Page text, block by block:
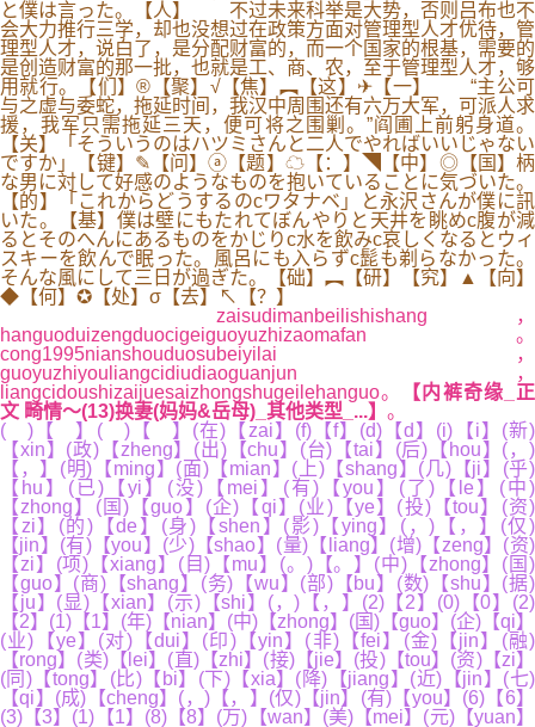
と僕は言った。【人】 不过未来科举是大势，否则吕布也不
会大力推行三学，却也没想过在政策方面对管理型人才优待，管
理型人才，说白了，是分配财富的，而一个国家的根基，需要的
是创造财富的那一批，也就是工、商、农，至于管理型人才，够
用就行。【们】®【聚】√【焦】︻【这】✈【一】 “主公可
与之虚与委蛇，拖延时间，我汉中周围还有六万大军，可派人求
援，我军只需拖延三天，便可将之围剿。”阎圃上前躬身道。
【关】「そういうのはハツミさんと二人でやればいいじゃない
ですか」【键】✎【问】ⓐ【题】☁【：】◥【中】◎【国】柄
な男に対して好感のようなものを抱いていることに気づいた。
【的】「これからどうするのcワタナベ」と永沢さんが僕に訊
いた。【基】僕は壁にもたれてぼんやりと天井を眺めc腹が減
るとそのへんにあるものをかじりc水を飲みc哀しくなるとウィ
スキーを飲んで眠った。風呂にも入らずc髭も剃らなかった。
そんな風にして三日が過ぎた。【础】︻【研】【究】▲【向】
◆【何】✪【处】σ【去】↖【？】
zaisudimanbeilishishang，
hanguoduizengduocigeiguoyuzhizaomafan。
cong1995nianshouduosubeiyilai，
guoyuzhiyouliangcidiudiaoguanjun，
liangcidoushizaijuesaizhongshugeilehanguo。
【内裤奇缘_正
文 畸情～(13)换妻(妈妈&岳母)_其他类型_...】 。
( )【 】( )【 】(在)【zai】(f)【f】(d)【d】(i)【i】(新)
【xin】(政)【zheng】(出)【chu】(台)【tai】(后)【hou】(，)
【，】(明)【ming】(面)【mian】(上)【shang】(几)【ji】(乎)
【hu】(已)【yi】(没)【mei】(有)【you】(了)【le】(中)
【zhong】(国)【guo】(企)【qi】(业)【ye】(投)【tou】(资)
【zi】(的)【de】(身)【shen】(影)【ying】(，)【，】(仅)
【jin】(有)【you】(少)【shao】(量)【liang】(增)【zeng】(资)
【zi】(项)【xiang】(目)【mu】(。)【。】(中)【zhong】(国)
【guo】(商)【shang】(务)【wu】(部)【bu】(数)【shu】(据)
【ju】(显)【xian】(示)【shi】(，)【，】(2)【2】(0)【0】(2)
【2】(1)【1】(年)【nian】(中)【zhong】(国)【guo】(企)【qi】
(业)【ye】(对)【dui】(印)【yin】(非)【fei】(金)【jin】(融)
【rong】(类)【lei】(直)【zhi】(接)【jie】(投)【tou】(资)【zi】
(同)【tong】(比)【bi】(下)【xia】(降)【jiang】(近)【jin】(七)
【qi】(成)【cheng】(，)【，】(仅)【jin】(有)【you】(6)【6】
(3)【3】(1)【1】(8)【8】(万)【wan】(美)【mei】(元)【yuan】